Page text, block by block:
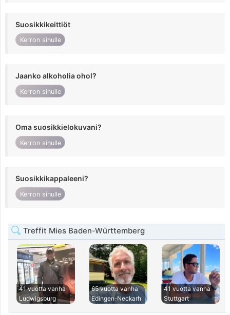
Suosikkikeittiöt
Kerron sinulle
Jaanko alkoholia ohol?
Kerron sinulle
Oma suosikkielokuvani?
Kerron sinulle
Suosikkikappaleeni?
Kerron sinulle
Treffit Mies Baden-Württemberg
41 vuotta vanha
Ludwigsburg
65 vuotta vanha
Edingen-Neckarh
41 vuotta vanha
Stuttgart